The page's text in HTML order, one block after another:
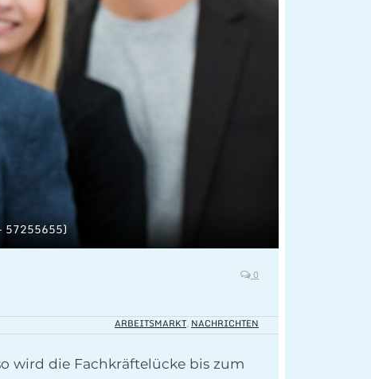
57255655)
0
ARBEITSMARKT, NACHRICHTEN
wird die Fachkräftelücke bis zum